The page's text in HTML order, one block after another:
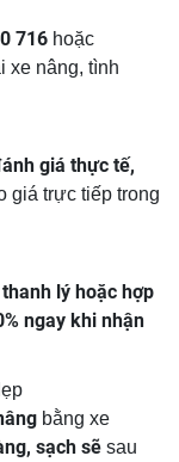
716 hoặc
xe nâng, tình
giá thực tế,
giá trực tiếp trong
lý hoặc hợp
ngay khi nhận
bằng xe
sạch sẽ sau